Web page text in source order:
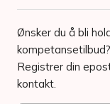
Ønsker du å bli
Registrer din
kontakt.